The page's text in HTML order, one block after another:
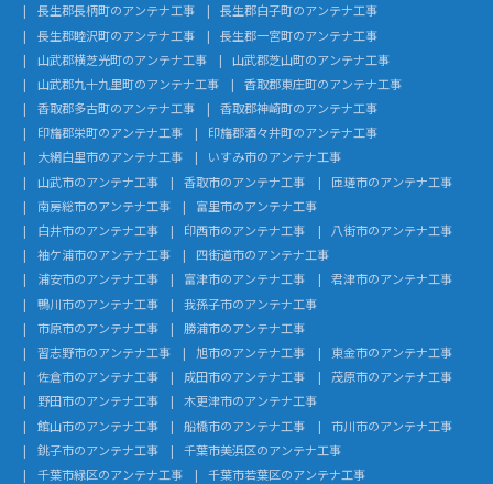
長生郡長柄町のアンテナ工事
長生郡白子町のアンテナ工事
長生郡睦沢町のアンテナ工事
長生郡一宮町のアンテナ工事
山武郡横芝光町のアンテナ工事
山武郡芝山町のアンテナ工事
山武郡九十九里町のアンテナ工事
香取郡東庄町のアンテナ工事
香取郡多古町のアンテナ工事
香取郡神崎町のアンテナ工事
印旛郡栄町のアンテナ工事
印旛郡酒々井町のアンテナ工事
大網白里市のアンテナ工事
いすみ市のアンテナ工事
山武市のアンテナ工事
香取市のアンテナ工事
匝瑳市のアンテナ工事
南房総市のアンテナ工事
富里市のアンテナ工事
白井市のアンテナ工事
印西市のアンテナ工事
八街市のアンテナ工事
袖ケ浦市のアンテナ工事
四街道市のアンテナ工事
浦安市のアンテナ工事
富津市のアンテナ工事
君津市のアンテナ工事
鴨川市のアンテナ工事
我孫子市のアンテナ工事
市原市のアンテナ工事
勝浦市のアンテナ工事
習志野市のアンテナ工事
旭市のアンテナ工事
東金市のアンテナ工事
佐倉市のアンテナ工事
成田市のアンテナ工事
茂原市のアンテナ工事
野田市のアンテナ工事
木更津市のアンテナ工事
館山市のアンテナ工事
船橋市のアンテナ工事
市川市のアンテナ工事
銚子市のアンテナ工事
千葉市美浜区のアンテナ工事
千葉市緑区のアンテナ工事
千葉市若葉区のアンテナ工事